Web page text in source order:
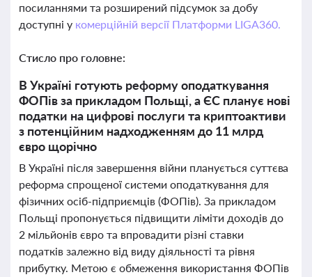
посиланнями та розширений підсумок за добу
доступні у комерційній версії Платформи LIGA360.
Стисло про головне:
В Україні готують реформу оподаткування
ФОПів за прикладом Польщі, а ЄС планує нові
податки на цифрові послуги та криптоактиви
з потенційним надходженням до 11 млрд
євро щорічно
В Україні після завершення війни планується суттєва
реформа спрощеної системи оподаткування для
фізичних осіб-підприємців (ФОПів). За прикладом
Польщі пропонується підвищити ліміти доходів до
2 мільйонів євро та впровадити різні ставки
податків залежно від виду діяльності та рівня
прибутку. Метою є обмеження використання ФОПів